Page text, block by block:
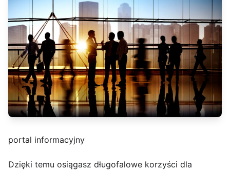
portal informacyjny
Dzięki temu osiągasz długofalowe korzyści dla